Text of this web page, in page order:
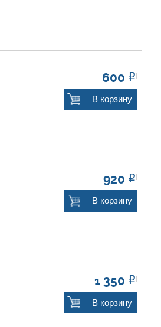
600 Р
В корзину
920 Р
В корзину
1 350 Р
В корзину